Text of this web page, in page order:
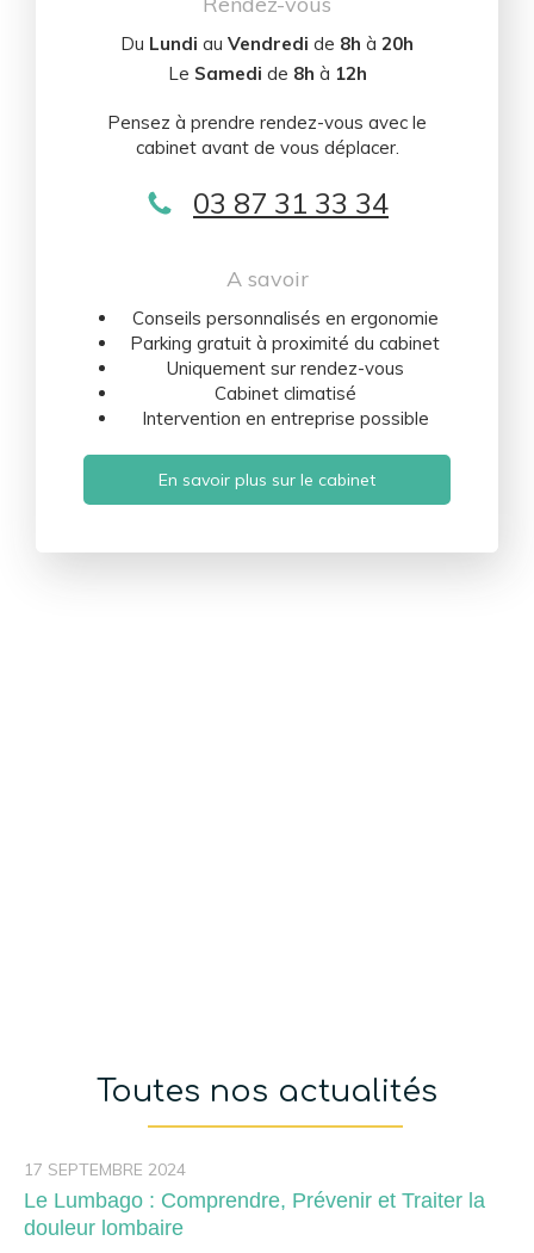
Du Lundi au Vendredi de 8h à 20h
Le Samedi de 8h à 12h
Pensez à prendre rendez-vous avec le
cabinet avant de vous déplacer.
03 87 31 33 34
A savoir
Conseils personnalisés en ergonomie
Parking gratuit à proximité du cabinet
Uniquement sur rendez-vous
Cabinet climatisé
Intervention en entreprise possible
En savoir plus sur le cabinet
Toutes nos actualités
17 SEPTEMBRE 2024
Le Lumbago : Comprendre, Prévenir et Traiter la
douleur lombaire